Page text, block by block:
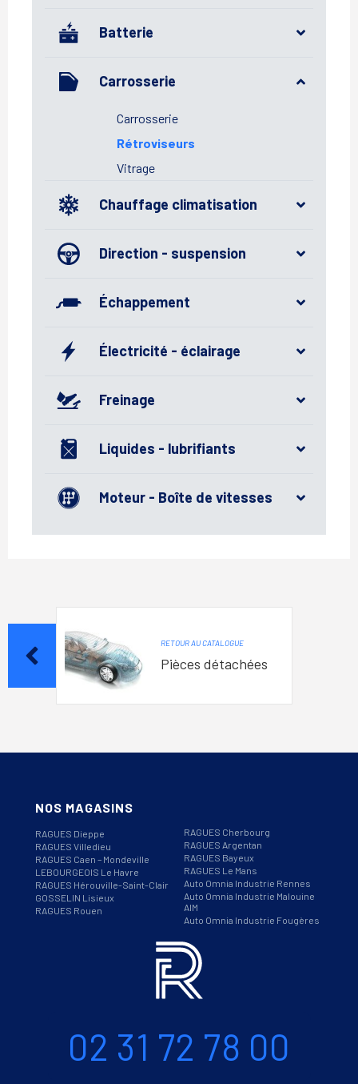
Batterie
Carrosserie
Carrosserie
Rétroviseurs
Vitrage
Chauffage climatisation
Direction - suspension
Échappement
Électricité - éclairage
Freinage
Liquides - lubrifiants
Moteur - Boîte de vitesses
RETOUR AU CATALOGUE
Pièces détachées
NOS MAGASINS
RAGUES Dieppe
RAGUES Villedieu
RAGUES Caen – Mondeville
LEBOURGEOIS Le Havre
RAGUES Hérouville-Saint-Clair
GOSSELIN Lisieux
RAGUES Rouen
RAGUES Cherbourg
RAGUES Argentan
RAGUES Bayeux
RAGUES Le Mans
Auto Omnia Industrie Rennes
Auto Omnia Industrie Malouine
AIM
Auto Omnia Industrie Fougères
02 31 72 78 00